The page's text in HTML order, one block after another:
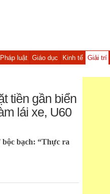
Pháp luật Giáo dục Kinh tế Giải trí
tiền gần biển
lái xe, U60
bộc bạch: “Thực ra